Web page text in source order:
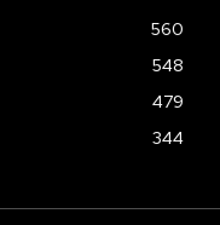
560
548
479
344